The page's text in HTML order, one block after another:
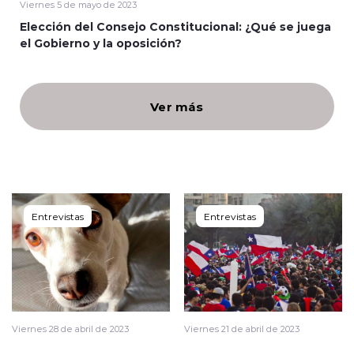
Programacion
Viernes 5 de mayo de 2023
Elección del Consejo Constitucional: ¿Qué se juega
el Gobierno y la oposición?
Ver más
Entrevistas
Viernes 28 de abril de 2023
Entrevistas
Viernes 21 de abril de 2023